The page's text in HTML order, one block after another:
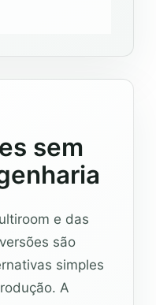
sem
e das
são
simples
A